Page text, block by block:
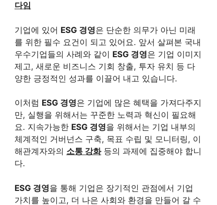
다임
기업에 있어 ESG 경영은 단순한 의무가 아닌 미래
를 위한 필수 요건이 되고 있어요. 앞서 살펴본 국내
우수기업들의 사례와 같이 ESG 경영은 기업 이미지
제고, 새로운 비즈니스 기회 창출, 투자 유치 등 다
양한 긍정적인 성과를 이끌어 내고 있습니다.
이처럼 ESG 경영은 기업에 많은 혜택을 가져다주지
만, 실행을 위해서는 꾸준한 노력과 혁신이 필요해
요. 지속가능한 ESG 경영을 위해서는 기업 내부의
체계적인 거버넌스 구축, 목표 수립 및 모니터링, 이
해관계자와의 소통 강화등의 과제에 집중해야 합니
다.
ESG 경영을 통해 기업은 장기적인 관점에서 기업
가치를 높이고, 더 나은 사회와 환경을 만들어 갈 수